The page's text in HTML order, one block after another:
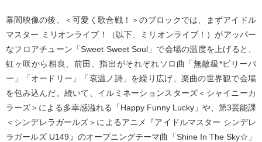
幕間映像の後、＜可愛く歌合戦！＞のブロックでは、まずアイドル
マスター ミリオンライブ！（以下、ミリオンライブ！）がアッパー
なフロアチューン「Sweet Sweet Soul」で会場の温度を上げると、
虹ヶ咲から相良、前田、指出がそれぞれソロ曲「無敵級*ビリーバ
ー」「オードリー」「哀温ノ詩」を繰り広げ、楽曲の世界観で会場
を包み込んだ。続いて、イルミネーションスターズ＜シャイニーカ
ラーズ＞による多幸感溢れる「Happy Funny Lucky」や、第3芸能課
＜シンデレラガールズ＞によるアニメ『アイドルマスター シンデレ
ラガールズ U149』のオープニングテーマ曲「Shine In The Sky☆」